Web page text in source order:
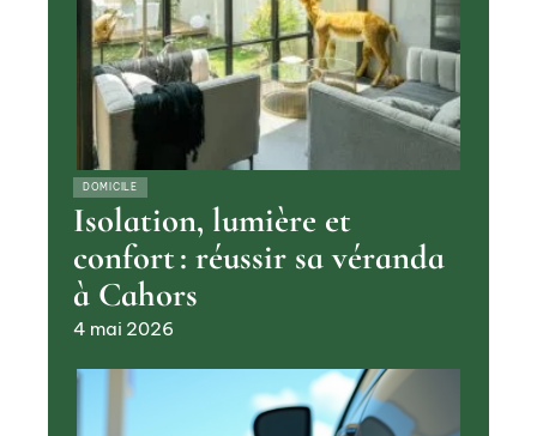
DOMICILE
Isolation, lumière et
confort : réussir sa véranda
à Cahors
4 mai 2026